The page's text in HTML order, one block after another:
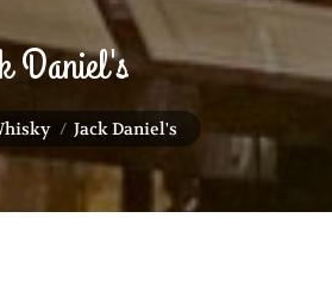
Daniel's
Jack Daniel's